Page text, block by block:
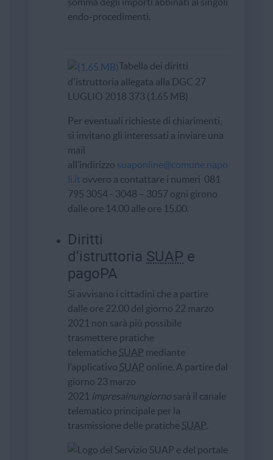
endo-procedimenti.
Tabella dei diritti
d'istruttoria allegata alla DGC 27
LUGLIO 2018 373 (1.65 MB)
Per eventuali richieste di chiarimenti,
si invitano gli interessati a inviare una
mail
all’indirizzo suaponline@comune.napo
li.it ovvero a contattare i numeri 081
795 3054 - 3048 – 3057 ogni girono
dalle ore 14.00 alle ore 15.00.
Diritti
d’istruttoria SUAP e
pagoPA
Si avvisano i cittadini che a partire
dalle ore 22.00 del giorno 22 marzo
2021 non sarà più possibile
trasmettere pratiche
telematiche SUAP mediante
l’applicativo SUAP online. A partire dal
giorno 23 marzo
2021 impresainungiorno sarà il canale
telematico principale per la
trasmissione delle pratiche SUAP.